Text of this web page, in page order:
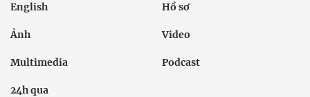
English Hồ sơ
Ảnh Video
Multimedia Podcast
24h qua